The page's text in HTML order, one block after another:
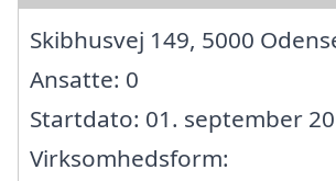
Skibhusvej 149, 5000
Ansatte: 0
Startdato: 01. september
Virksomhedsform: